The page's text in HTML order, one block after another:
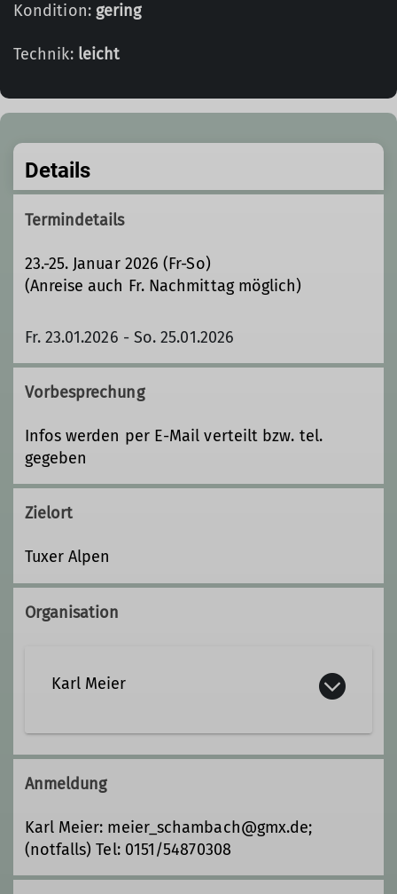
Kondition: gering
Technik: leicht
Details
Termindetails
23.-25. Januar 2026 (Fr-So)
(Anreise auch Fr. Nachmittag möglich)
Fr. 23.01.2026 - So. 25.01.2026
Vorbesprechung
Infos werden per E-Mail verteilt bzw. tel.
gegeben
Zielort
Tuxer Alpen
Organisation
Karl Meier
0151/54870308
meier_schambach@gmx.de
Qualifikationen
Anmeldung
Karl Meier: meier_schambach@gmx.de;
(notfalls) Tel: 0151/54870308